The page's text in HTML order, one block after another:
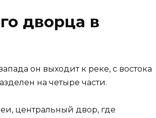
дворца в
он выходит к реке, с востока
на четыре части.
центральный двор, где